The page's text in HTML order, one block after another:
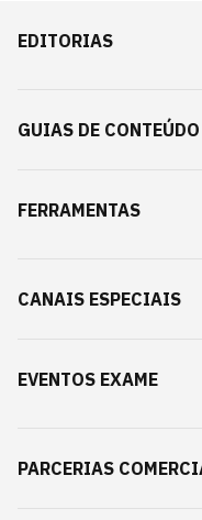
EDITORIAS
GUIAS DE CONTEÚDO
FERRAMENTAS
CANAIS ESPECIAIS
EVENTOS EXAME
PARCERIAS